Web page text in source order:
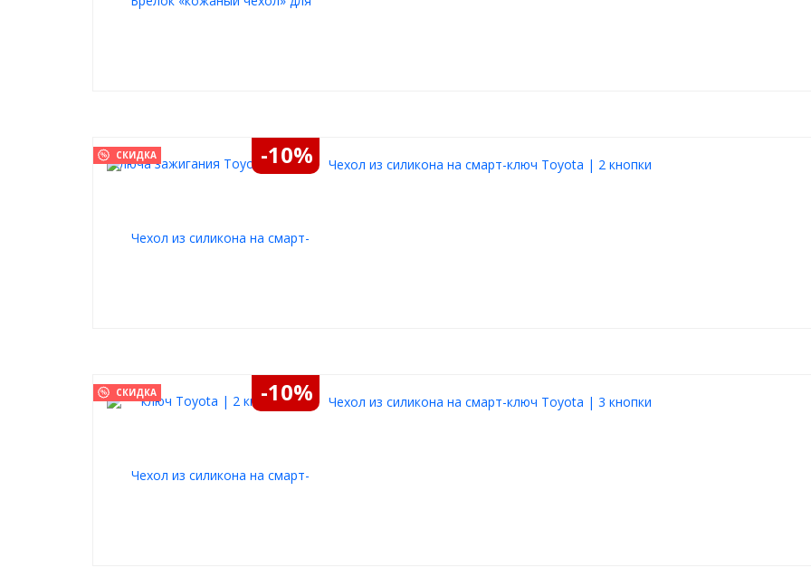
СКИДКА -10% Чехол из силикона на смарт-ключ Toyota | 2 кнопки
СКИДКА -10% Чехол из силикона на смарт-ключ Toyota | 3 кнопки